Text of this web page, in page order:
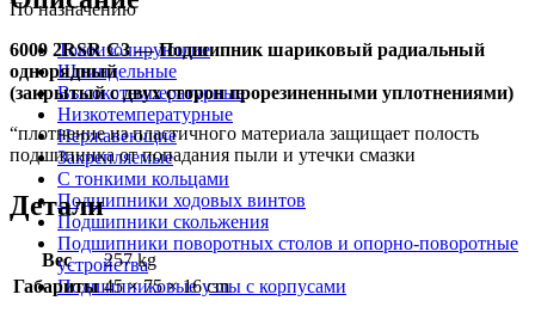
По назначению
Токоизолирующие
Шпиндельные
Высокотемпературные
Низкотемпературные
Нержавеющие
Закрепляемые
С тонкими кольцами
Подшипники ходовых винтов
Подшипники скольжения
Подшипники поворотных столов и опорно-поворотные
устройства
Подшипниковые узлы с корпусами
6009 2RSR C3 — Подшипник шариковый радиальный
однорядный
(закрытый с двух сторон прорезиненными уплотнениями)
“плотнение из пластичного материала защищает полость
подшипника от попадания пыли и утечки смазки
Детали
Вес
257 kg
Габариты 45 × 75 × 16 cm